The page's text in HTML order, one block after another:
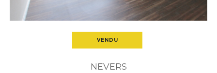
VENDU
NEVERS
Ville